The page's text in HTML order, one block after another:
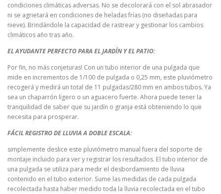
condiciones climáticas adversas. No se decolorará con el sol abrasador
ni se agrietará en condiciones de heladas frías (no diseñadas para
nieve). Brindándole la capacidad de rastrear y gestionar los cambios
climáticos año tras año.
EL AYUDANTE PERFECTO PARA EL JARDÍN Y EL PATIO:
Por fin, no más conjeturas! Con un tubo interior de una pulgada que
mide en incrementos de 1/100 de pulgada o 0,25 mm, este pluviómetro
recogerá y medirá un total de 11 pulgadas/280 mm en ambos tubos. Ya
sea un chaparrón ligero o un aguacero fuerte. Ahora puede tener la
tranquilidad de saber que su jardín o granja está obteniendo lo que
necesita para prosperar.
FÁCIL REGISTRO DE LLUVIA A DOBLE ESCALA:
simplemente deslice este pluviómetro manual fuera del soporte de
montaje incluido para ver y registrar los resultados. El tubo interior de
una pulgada se utiliza para medir el desbordamiento de lluvia
contenido en el tubo exterior. Sume las medidas de cada pulgada
recolectada hasta haber medido toda la lluvia recolectada en el tubo